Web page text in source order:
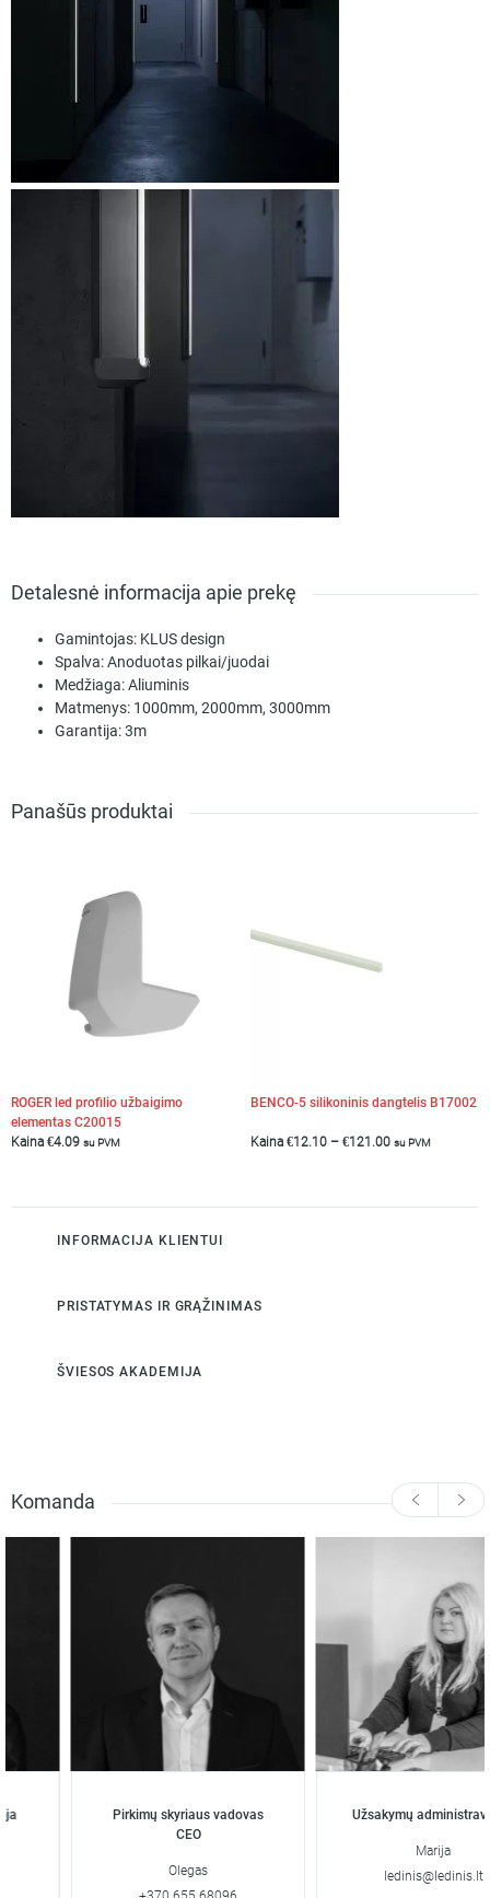
Detalesnė informacija apie prekę
Gamintojas: KLUS design
Spalva:Anoduotas pilkai/juodai
Medžiaga:Aliuminis
Matmenys: 1000mm, 2000mm, 3000mm
Garantija:3m
Panašūs produktai
ROGER led profilio užbaigimo
elementas C20015
Kaina €4.09 su PVM
BENCO-5 silikoninis dangtelis B17002
Kaina €12.10 – €121.00 su PVM
INFORMACIJA KLIENTUI
PRISTATYMAS IR GRĄŽINIMAS
ŠVIESOS AKADEMIJA
Komanda
Pirkimų skyriaus vadovas
CEO
Olegas
Užsakymų
Marija
ledinis@ledinis.lt